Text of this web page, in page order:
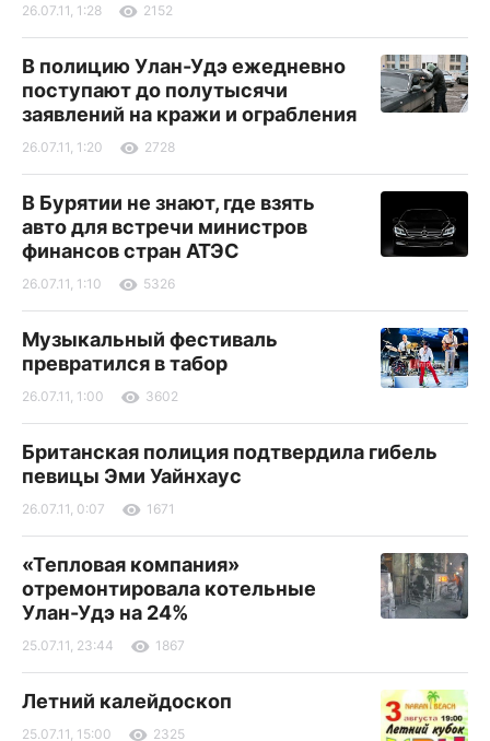
26.07.11, 1:28 2152
В полицию Улан-Удэ ежедневно
поступают до полутысячи
заявлений на кражи и ограбления
26.07.11, 1:20 2728
В Бурятии не знают, где взять
авто для встречи министров
финансов стран АТЭС
26.07.11, 1:10 5326
Музыкальный фестиваль
превратился в табор
26.07.11, 1:00 3602
Британская полиция подтвердила гибель
певицы Эми Уайнхаус
26.07.11, 0:07 1671
«Тепловая компания»
отремонтировала котельные
Улан-Удэ на 24%
25.07.11, 23:44 1867
Летний калейдоскоп
25.07.11, 15:00 2325